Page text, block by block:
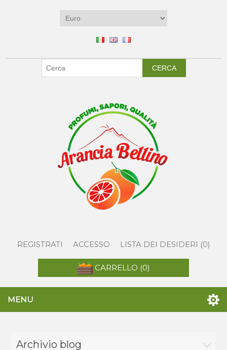
CERCA
REGISTRATI ACCESSO LISTA DEI DESIDERI (0)
CARRELLO (0)
MENU
Archivio blog